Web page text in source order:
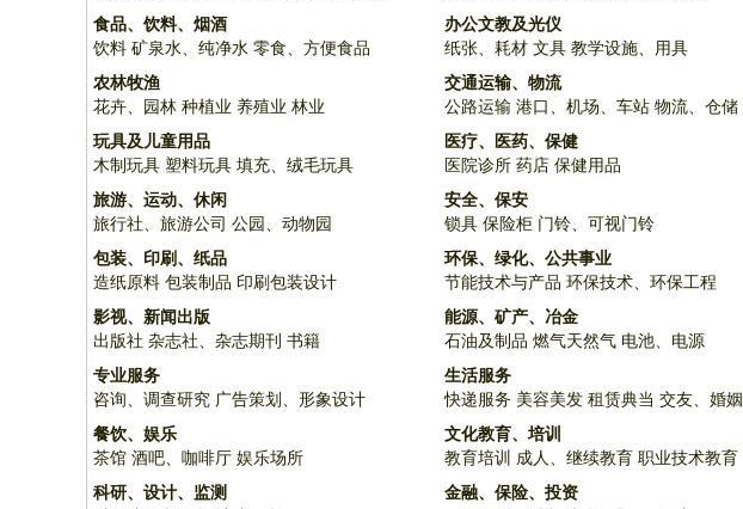
食品、饮料、烟酒
饮料 矿泉水、纯净水 零食、方便食品
办公文教及光仪
纸张、耗材 文具 教学设施、用具
农林牧渔
花卉、园林 种植业 养殖业 林业
交通运输、物流
公路运输 港口、机场、车站 物流、仓储
玩具及儿童用品
木制玩具 塑料玩具 填充、绒毛玩具
医疗、医药、保健
医院诊所 药店 保健用品
旅游、运动、休闲
旅行社、旅游公司 公园、动物园
安全、保安
锁具 保险柜 门铃、可视门铃
包装、印刷、纸品
造纸原料 包装制品 印刷包装设计
环保、绿化、公共事业
节能技术与产品 环保技术、环保工程
影视、新闻出版
出版社 杂志社、杂志期刊 书籍
能源、矿产、冶金
石油及制品 燃气天然气 电池、电源
专业服务
咨询、调查研究 广告策划、形象设计
生活服务
快递服务 美容美发 租赁典当 交友、婚姻
餐饮、娱乐
茶馆 酒吧、咖啡厅 娱乐场所
文化教育、培训
教育培训 成人、继续教育 职业技术教育
科研、设计、监测
金融、保险、投资